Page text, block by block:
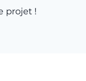
projet !